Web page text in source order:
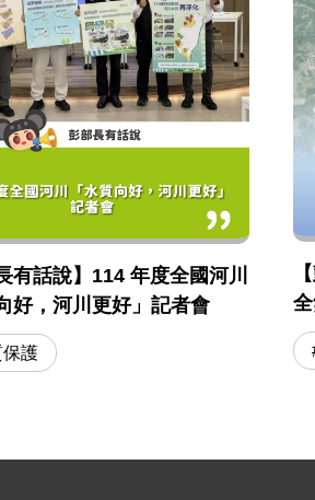
有話說】114 年度全國河川
好，河川更好」記者會
護